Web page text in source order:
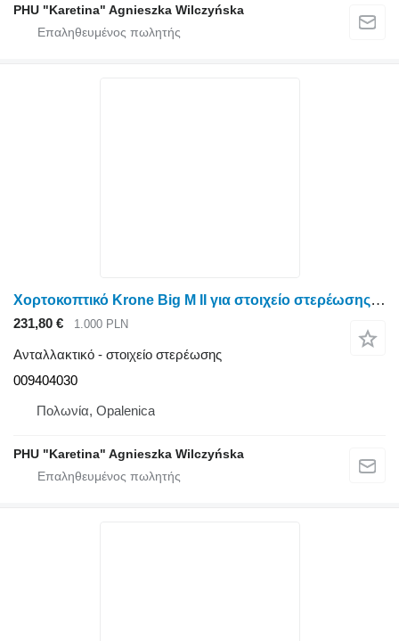
PHU "Karetina" Agnieszka Wilczyńska
Χορτοκοπτικό Krone Big M II για στοιχείο στερέωσης śmigło wentylatora 009404030
231,80 € 1.000 PLN
Ανταλλακτικό - στοιχείο στερέωσης
009404030
Πολωνία, Opalenica
PHU "Karetina" Agnieszka Wilczyńska